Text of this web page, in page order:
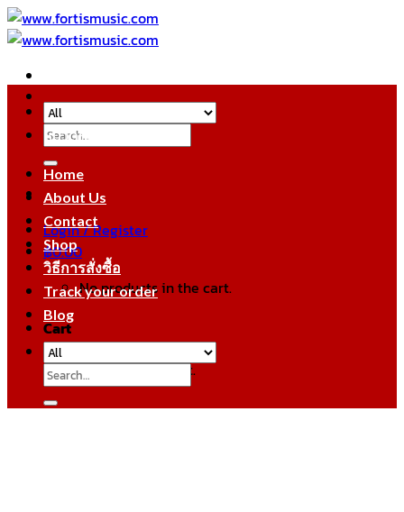
Skip
to
Search
for:
Login / Register
฿0.00
No products in the cart.
Cart
No products in the cart.
หมวดหมู่สินค้า
Home
About Us
Contact
Shop
วิธีการสั่งซื้อ
Track your order
Blog
Search
for: